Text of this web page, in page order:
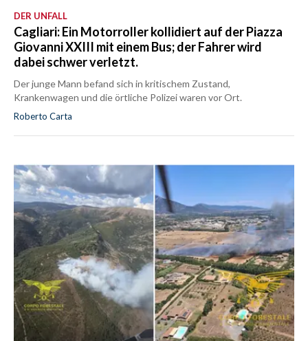
DER UNFALL
Cagliari: Ein Motorroller kollidiert auf der Piazza
Giovanni XXIII mit einem Bus; der Fahrer wird
dabei schwer verletzt.
Der junge Mann befand sich in kritischem Zustand,
Krankenwagen und die örtliche Polizei waren vor Ort.
Roberto Carta